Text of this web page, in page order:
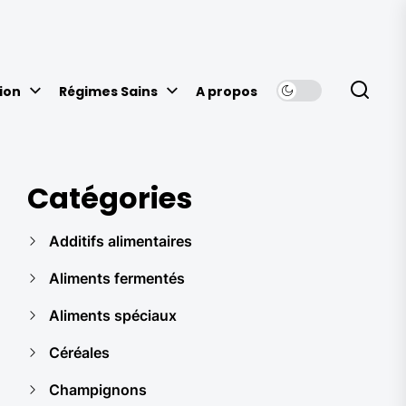
Régimes Sains A propos
Catégories
Additifs alimentaires
Aliments fermentés
Aliments spéciaux
Céréales
Champignons